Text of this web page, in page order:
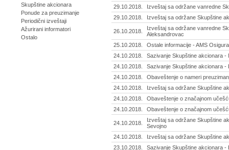
Skupštine akcionara
Ponude za preuzimanje
Periodični izveštaji
Ažurirani informatori
Ostalo
29.10.2018.
Izveštaj sa održane vanredne
29.10.2018.
Izveštaj sa održane Skupštine
26.10.2018.
Izveštaj sa održane vanredne
Aleksandrovac
25.10.2018.
Ostale informacije - AMS
24.10.2018.
Sazivanje Skupštine akcionara -
24.10.2018.
Sazivanje Skupštine akcionara -
24.10.2018.
Obaveštenje o nameri
24.10.2018.
Izveštaj sa održane Skupštine
24.10.2018.
Obaveštenje o značajnom
24.10.2018.
Obaveštenje o značajnom
24.10.2018.
Izveštaj sa održane Skupštine
Sevojno
24.10.2018.
Izveštaj sa održane Skupštine
23.10.2018.
Sazivanje Skupštine akcionara -